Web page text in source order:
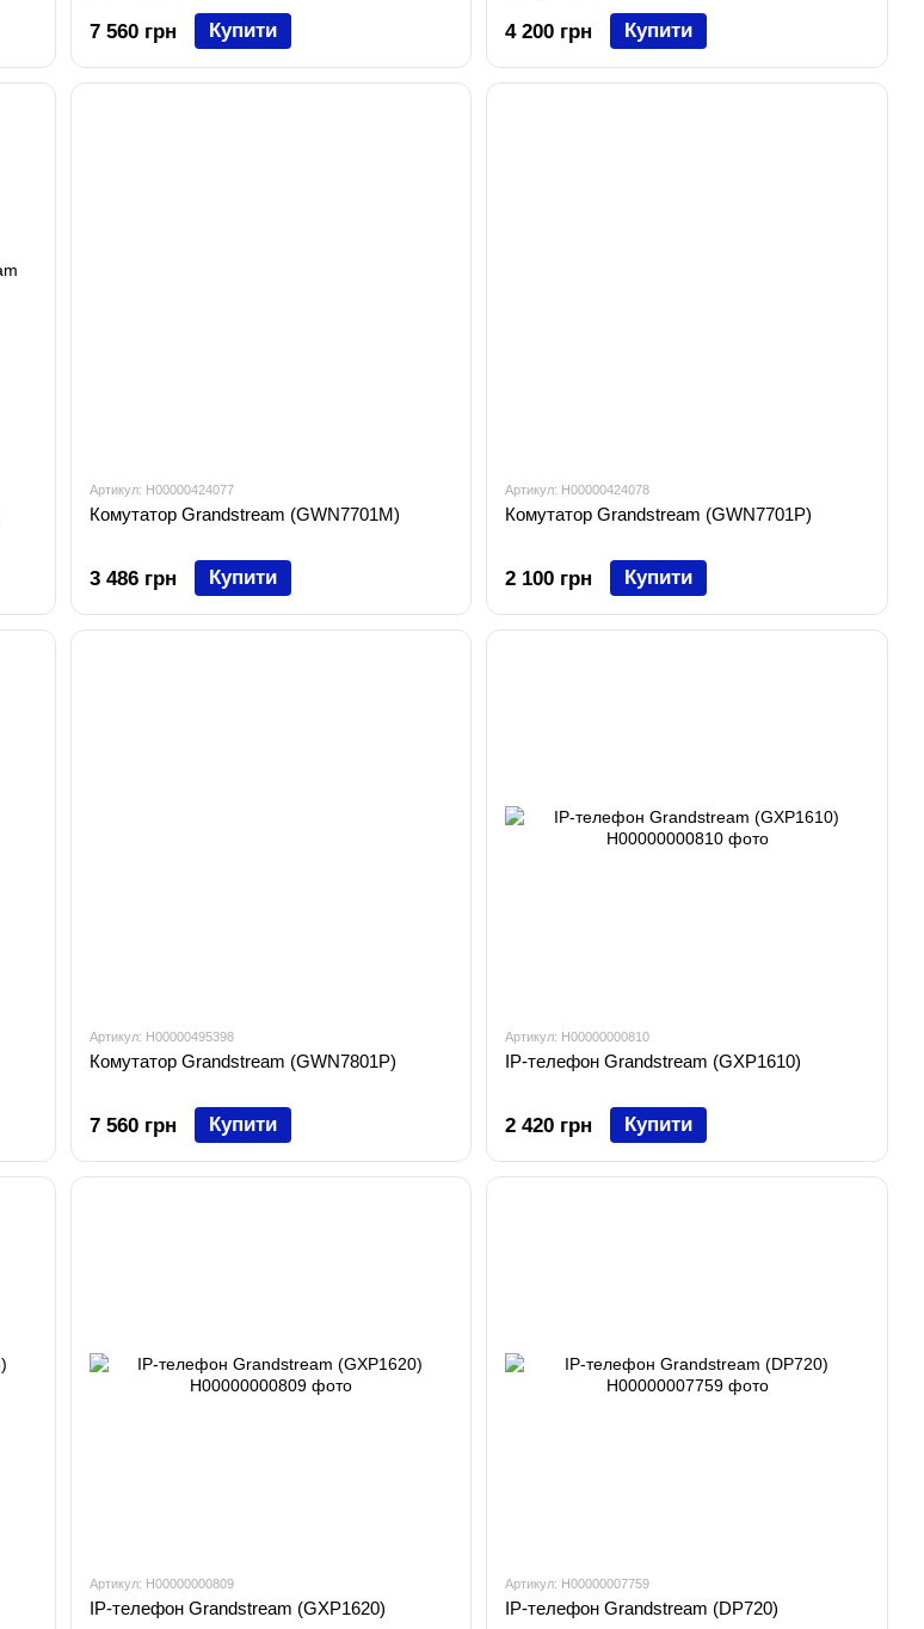
7 560 грн Купити 4 200 грн Купити
Артикул: H00000424077
Комутатор Grandstream (GWN7701M)
3 486 грн Купити
Артикул: H00000424078
Комутатор Grandstream (GWN7701P)
2 100 грн Купити
Артикул: H00000495398
Комутатор Grandstream (GWN7801P)
7 560 грн Купити
Артикул: H00000000810
IP-телефон Grandstream (GXP1610)
2 420 грн Купити
Артикул: H00000000809
IP-телефон Grandstream (GXP1620)
Артикул: H00000007759
IP-телефон Grandstream (DP720)